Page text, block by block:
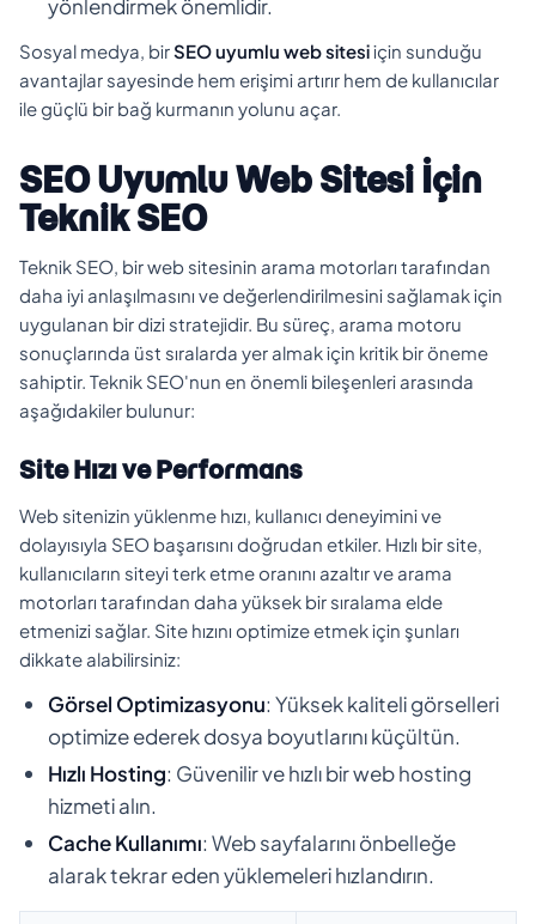
yönlendirmek önemlidir.
Sosyal medya, birSEO uyumlu web sitesiiçin sunduğu
avantajlar sayesinde hem erişimi artırır hem de kullanıcılar
ile güçlü bir bağ kurmanın yolunu açar.
SEO Uyumlu Web Sitesi İçin
Teknik SEO
Teknik SEO, bir web sitesinin arama motorları tarafından
daha iyi anlaşılmasını ve değerlendirilmesini sağlamak için
uygulanan bir dizi stratejidir. Bu süreç, arama motoru
sonuçlarında üst sıralarda yer almak için kritik bir öneme
sahiptir. Teknik SEO'nun en önemli bileşenleri arasında
aşağıdakiler bulunur:
Site Hızı ve Performans
Web sitenizin yüklenme hızı, kullanıcı deneyimini ve
dolayısıyla SEO başarısını doğrudan etkiler. Hızlı bir site,
kullanıcıların siteyi terk etme oranını azaltır ve arama
motorları tarafından daha yüksek bir sıralama elde
etmenizi sağlar. Site hızını optimize etmek için şunları
dikkate alabilirsiniz:
Görsel Optimizasyonu: Yüksek kaliteli görselleri
optimize ederek dosya boyutlarını küçültün.
Hızlı Hosting: Güvenilir ve hızlı bir web hosting
hizmeti alın.
Cache Kullanımı: Web sayfalarını önbelleğe
alarak tekrar eden yüklemeleri hızlandırın.